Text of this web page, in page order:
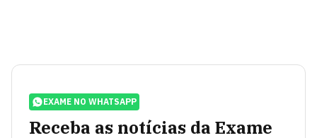
EXAME NO WHATSAPP
Receba as notícias da Exame